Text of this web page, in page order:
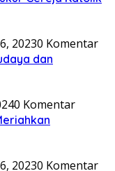
20230 Komentar
dan
0 Komentar
20230 Komentar